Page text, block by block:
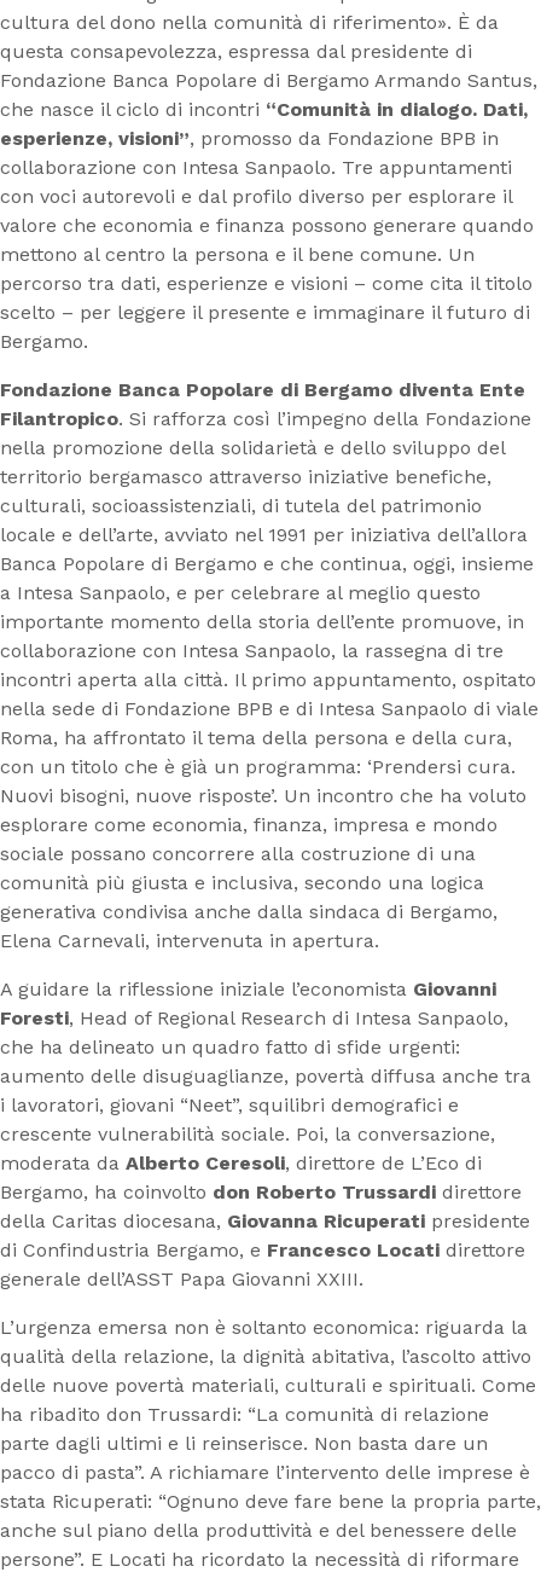
cultura del dono nella comunità di riferimento». È da
questa consapevolezza, espressa dal presidente di
Fondazione Banca Popolare di Bergamo Armando Santus,
che nasce il ciclo di incontri “Comunità in dialogo. Dati,
esperienze, visioni”, promosso da Fondazione BPB in
collaborazione con Intesa Sanpaolo. Tre appuntamenti
con voci autorevoli e dal profilo diverso per esplorare il
valore che economia e finanza possono generare quando
mettono al centro la persona e il bene comune. Un
percorso tra dati, esperienze e visioni – come cita il titolo
scelto – per leggere il presente e immaginare il futuro di
Bergamo.
Fondazione Banca Popolare di Bergamo diventa Ente
Filantropico. Si rafforza così l’impegno della Fondazione
nella promozione della solidarietà e dello sviluppo del
territorio bergamasco attraverso iniziative benefiche,
culturali, socioassistenziali, di tutela del patrimonio
locale e dell’arte, avviato nel 1991 per iniziativa dell’allora
Banca Popolare di Bergamo e che continua, oggi, insieme
a Intesa Sanpaolo, e per celebrare al meglio questo
importante momento della storia dell’ente promuove, in
collaborazione con Intesa Sanpaolo, la rassegna di tre
incontri aperta alla città. Il primo appuntamento, ospitato
nella sede di Fondazione BPB e di Intesa Sanpaolo di viale
Roma, ha affrontato il tema della persona e della cura,
con un titolo che è già un programma: ‘Prendersi cura.
Nuovi bisogni, nuove risposte’. Un incontro che ha voluto
esplorare come economia, finanza, impresa e mondo
sociale possano concorrere alla costruzione di una
comunità più giusta e inclusiva, secondo una logica
generativa condivisa anche dalla sindaca di Bergamo,
Elena Carnevali, intervenuta in apertura.
A guidare la riflessione iniziale l’economista Giovanni
Foresti, Head of Regional Research di Intesa Sanpaolo,
che ha delineato un quadro fatto di sfide urgenti:
aumento delle disuguaglianze, povertà diffusa anche tra
i lavoratori, giovani “Neet”, squilibri demografici e
crescente vulnerabilità sociale. Poi, la conversazione,
moderata da Alberto Ceresoli, direttore de L’Eco di
Bergamo, ha coinvolto don Roberto Trussardi direttore
della Caritas diocesana, Giovanna Ricuperati presidente
di Confindustria Bergamo, e Francesco Locati direttore
generale dell’ASST Papa Giovanni XXIII.
L’urgenza emersa non è soltanto economica: riguarda la
qualità della relazione, la dignità abitativa, l’ascolto attivo
delle nuove povertà materiali, culturali e spirituali. Come
ha ribadito don Trussardi: “La comunità di relazione
parte dagli ultimi e li reinserisce. Non basta dare un
pacco di pasta”. A richiamare l’intervento delle imprese è
stata Ricuperati: “Ognuno deve fare bene la propria parte,
anche sul piano della produttività e del benessere delle
persone”. E Locati ha ricordato la necessità di riformare